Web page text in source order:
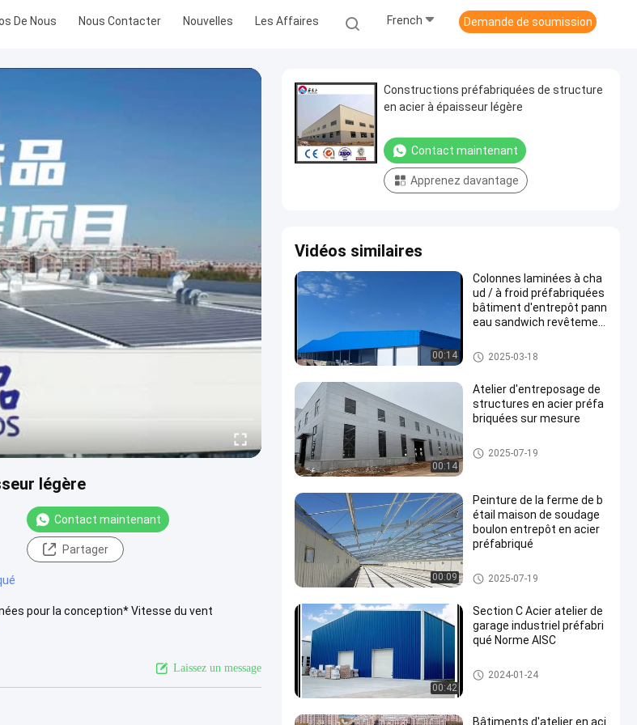
De Nous Nous Contacter Nouvelles Les Affaires French Demande de soumission
légère
Contact maintenant
Partager
pour la conception* Vitesse du vent
Laissez un message
Constructions préfabriquées de structure
en acier à épaisseur légère
Contact maintenant
Apprenez davantage
Vidéos similaires
00:14
Colonnes laminées à cha
ud / à froid préfabriquées
bâtiment d'entrepôt pann
eau sandwich revêtemen
nstruction durable
Entrepôt de structures en acier
2025-03-18
00:14
Atelier d'entreposage de
structures en acier préfa
briquées sur mesure
Entrepôt de structures en acier
2025-07-19
00:09
Peinture de la ferme de b
étail maison de soudage
boulon entrepôt en acier
préfabriqué
Maison de la ferme
2025-07-19
00:42
Section C Acier atelier de
garage industriel préfabri
qué Norme AISC
Atelier de structure métallique
2024-01-24
Bâtiments d'atelier en aci